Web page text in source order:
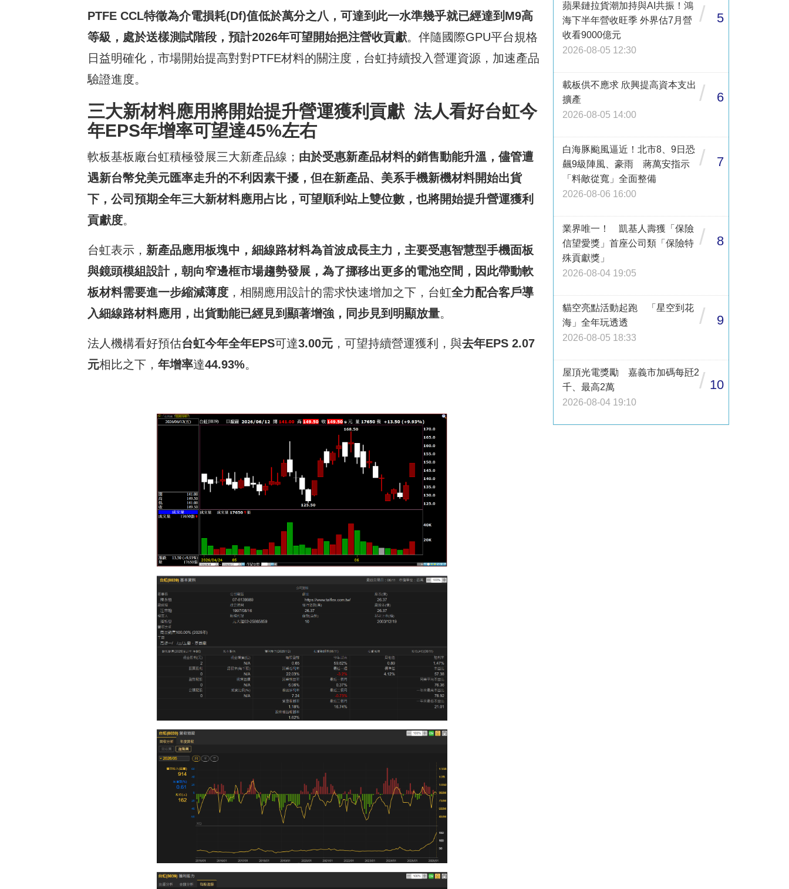
PTFE CCL特徵為介電損耗(Df)值低於萬分之八，可達到此一水準幾乎就已經達到 M9高
等級，處於送樣測試階段，預計2026年可望開始挹注營收貢獻。伴隨國際GPU平台規格
日益明確化，市場開始提高對對PTFE材料的關注度，台虹持續投入營運資源，加速產品
驗證進度。
三大新材料應用將開始提升營運獲利貢獻 法人看好台虹今
年EPS年增率可望達45%左右
軟板基板廠台虹積極發展三大新產品線； 由於受惠新產品材料的銷售動能升溫，儘管遭
遇新台幣兌美元匯率走升的不利因素干擾，但在新產品、美系手機新機材料開始出貨
下，公司預期全年三大新材料應用占比，可望順利站上雙位數，也將開始提升營運獲利
貢獻度。
台虹表示， 新產品應用板塊中，細線路材料為首波成長主力，主要受惠智慧型手機面板
與鏡頭模組設計，朝向窄邊框市場趨勢發展，為了挪移出更多的電池空間，因此帶動軟
板材料需要進一步縮減薄度 ，相關應用設計的需求快速增加之下，台虹全力配合客戶導
入細線路材料應用，出貨動能已經見到顯著增強，同步見到明顯放量。
法人機構看好預估台虹今年全年EPS可達3.00元 ，可望持續營運獲利，與去年EPS 2.07
元相比之下，年增率達44.93%。
蘋果鏈拉貨潮加持與AI共振！鴻
海下半年營收旺季 外界估7月營
收看9000億元
2026-08-05 12:30
/ 5
載板供不應求 欣興提高資本支出
擴產
2026-08-05 14:00
/ 6
白海豚颱風逼近！北市8、9日恐
飆9級陣風、豪雨 蔣萬安指示
「料敵從寬」全面整備
2026-08-06 16:00
/ 7
業界唯一！ 凱基人壽獲「保險
信望愛獎」首座公司類「保險特
殊貢獻獎」
2026-08-04 19:05
/ 8
貓空亮點活動起跑 「星空到花
海」全年玩透透
2026-08-05 18:33
/ 9
屋頂光電獎勵 嘉義市加碼每瓩2
千、最高2萬
2026-08-04 19:10
/ 10